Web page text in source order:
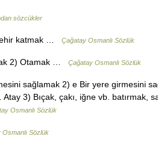
sözcükler
katmak … Çağatay Osmanlı Sözlük
2) Otamak … Çağatay Osmanlı Sözlük
sağlamak 2) e Bir yere girmesini
3) Bıçak, çakı, iğne vb. batırmak,
Osmanlı Sözlük
Osmanlı Sözlük